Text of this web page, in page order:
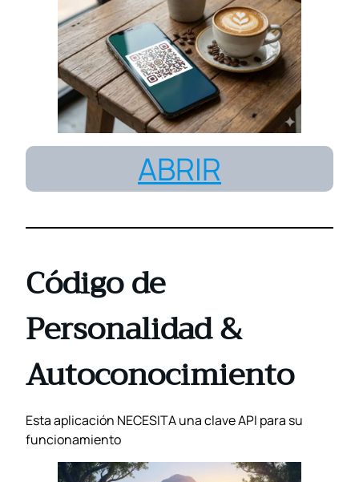
ABRIR
Código de
Personalidad&
Autoconocimiento
Esta aplicación NECESITA una clave API para su
funcionamiento